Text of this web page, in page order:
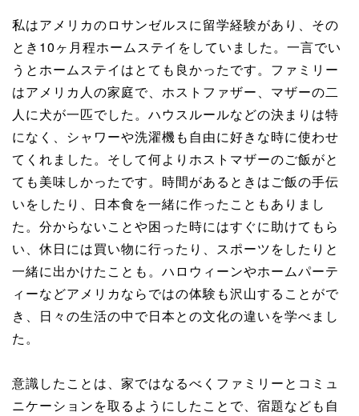
私はアメリカのロサンゼルスに留学経験があり、その
とき10ヶ月程ホームステイをしていました。一言でい
うとホームステイはとても良かったです。ファミリー
はアメリカ人の家庭で、ホストファザー、マザーの二
人に犬が一匹でした。ハウスルールなどの決まりは特
になく、シャワーや洗濯機も自由に好きな時に使わせ
てくれました。そして何よりホストマザーのご飯がと
ても美味しかったです。時間があるときはご飯の手伝
いをしたり、日本食を一緒に作ったこともありまし
た。分からないことや困った時にはすぐに助けてもら
い、休日には買い物に行ったり、スポーツをしたりと
一緒に出かけたことも。ハロウィーンやホームパーテ
ィーなどアメリカならではの体験も沢山することがで
き、日々の生活の中で日本との文化の違いを学べまし
た。
意識したことは、家ではなるべくファミリーとコミュ
ニケーションを取るようにしたことで、宿題なども自